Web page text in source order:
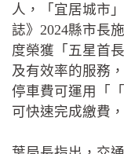
人，「宜居城市
誌》2024縣市長
度榮獲「五星首
及有效率的服務
停車費可運用「
可快速完成繳費